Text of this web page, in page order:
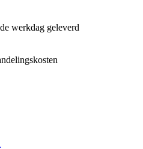
werkdag geleverd